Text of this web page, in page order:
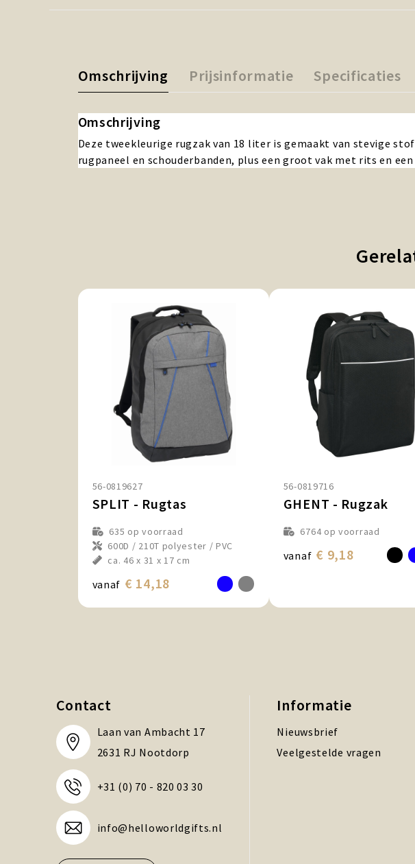
Omschrijving Prijsinformatie Specificaties
Omschrijving
Deze tweekleurige rugzak van 18 liter is gemaakt van stevige
rugpaneel en schouderbanden, plus een groot vak met rits en
56-0819627
SPLIT - Rugtas
635 op voorraad
600D / 210T polyester / PVC
ca. 46 x 31 x 17 cm
vanaf € 14,18
56-0819716
GHENT - Rugzak
6764op voorraad
vanaf € 9,18
Contact
Laan van Ambacht 17
2631 RJ Nootdorp
+31 (0) 70 - 820 03 30
info@helloworldgifts.nl
Informatie
Nieuwsbrief
Veelgestelde vragen